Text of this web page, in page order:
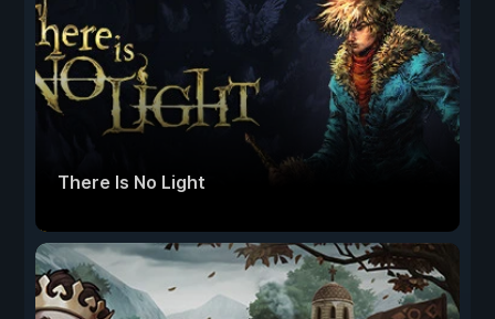
There Is No Light